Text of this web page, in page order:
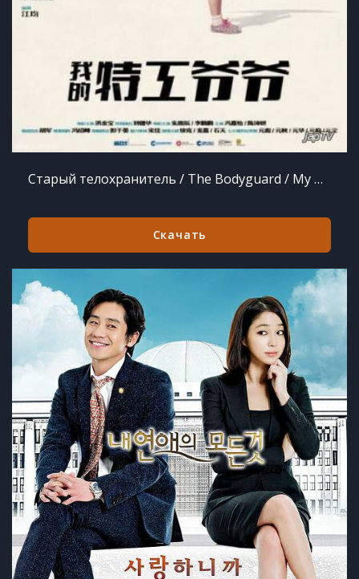
Старый телохранитель / The Bodyguard / My Beloved Bodyguard (2016)
Скачать